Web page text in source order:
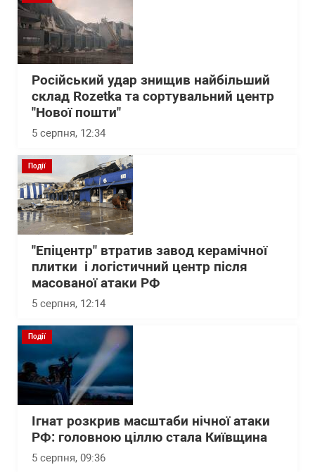
Російський удар знищив найбільший
склад Rozetka та сортувальний центр
"Нової пошти"
5 серпня, 12:34
Події
"Епіцентр" втратив завод керамічної
плитки і логістичний центр після
масованої атаки РФ
5 серпня, 12:14
Події
Ігнат розкрив масштаби нічної атаки
РФ: головною ціллю стала Київщина
5 серпня, 09:36